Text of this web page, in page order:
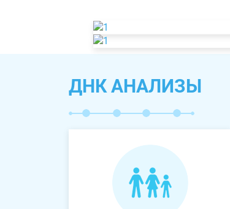
ДНК АНАЛИЗЫ